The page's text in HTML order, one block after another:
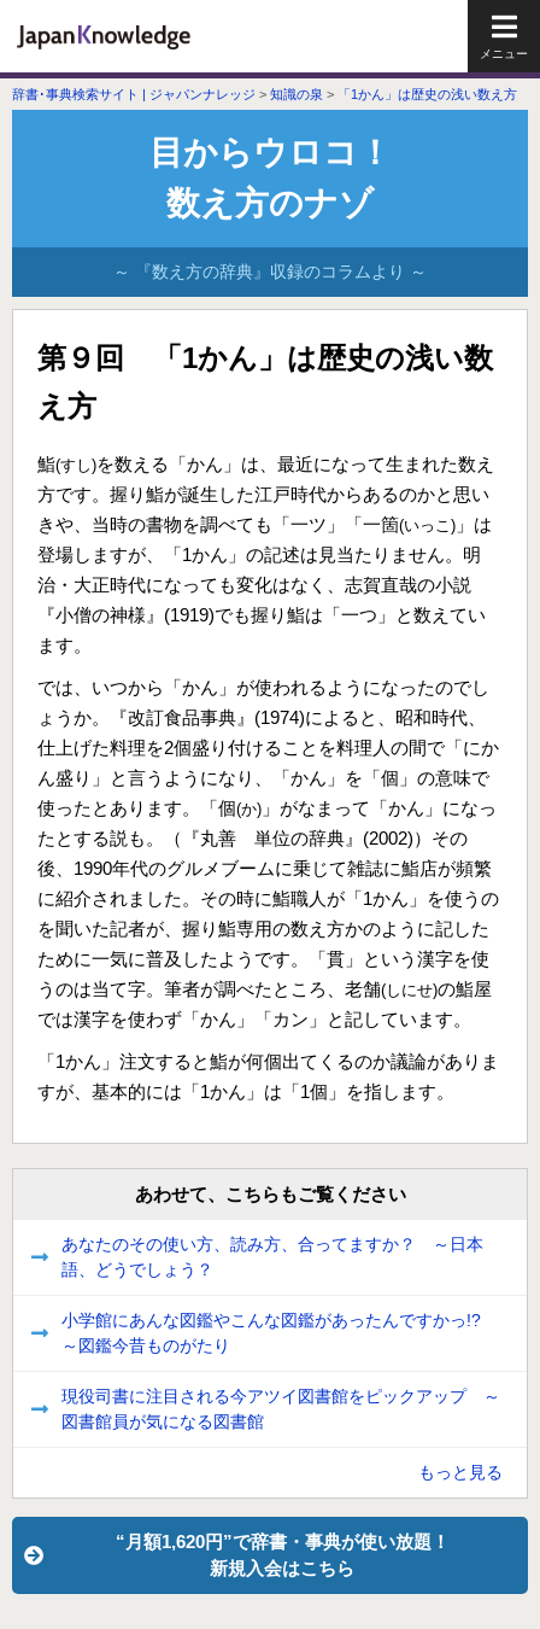
辞書･事典検索サイト | ジャパンナレッジ > 知識の泉 > 「1かん」は歴史の浅い数え方
目からウロコ！
数え方のナゾ
～ 『数え方の辞典』収録のコラムより ～
第９回 「1かん」は歴史の浅い数
え方
鮨(すし)を数える「かん」は、最近になって生まれた数え
方です。握り鮨が誕生した江戸時代からあるのかと思い
きや、当時の書物を調べても「一ツ」「一箇(いっこ) 」は
登場しますが、「1かん」の記述は見当たりません。明
治・大正時代になっても変化はなく、志賀直哉の小説
『小僧の神様』(1919)でも握り鮨は「一つ」と数えてい
ます。
では、いつから「かん」が使われるようになったのでし
ょうか。『改訂食品事典』(1974)によると、昭和時代、
仕上げた料理を2個盛り付けることを料理人の間で「にか
ん盛り」と言うようになり、「かん」を「個」の意味で
使ったとあります。「個(か) 」がなまって「かん」になっ
たとする説も。（『丸善 単位の辞典』(2002)）その
後、1990年代のグルメブームに乗じて雑誌に鮨店が頻繁
に紹介されました。その時に鮨職人が「1かん」を使うの
を聞いた記者が、握り鮨専用の数え方かのように記した
ために一気に普及したようです。「貫」という漢字を使
うのは当て字。筆者が調べたところ、老舗(しにせ)の鮨屋
では漢字を使わず「かん」「カン」と記しています。
「1かん」注文すると鮨が何個出てくるのか議論がありま
すが、基本的には「1かん」は「1個」を指します。
あわせて、こちらもご覧ください
あなたのその使い方、読み方、合ってますか？ ～日本
語、どうでしょう？
小学館にあんな図鑑やこんな図鑑があったんですかっ!?
～図鑑今昔ものがたり
現役司書に注目される今アツイ図書館をピックアップ ～
図書館員が気になる図書館
もっと見る
“月額1,620円”で辞書・事典が使い放題！
新規入会はこちら